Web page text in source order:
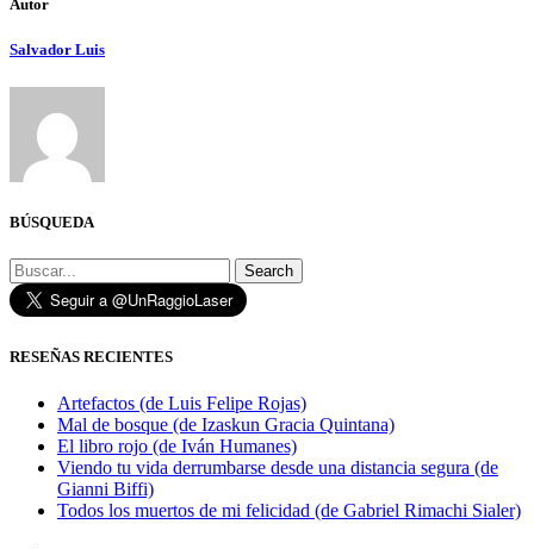
Autor
Salvador Luis
BÚSQUEDA
Search
RESEÑAS RECIENTES
Artefactos (de Luis Felipe Rojas)
Mal de bosque (de Izaskun Gracia Quintana)
El libro rojo (de Iván Humanes)
Viendo tu vida derrumbarse desde una distancia segura (de
Gianni Biffi)
Todos los muertos de mi felicidad (de Gabriel Rimachi Sialer)